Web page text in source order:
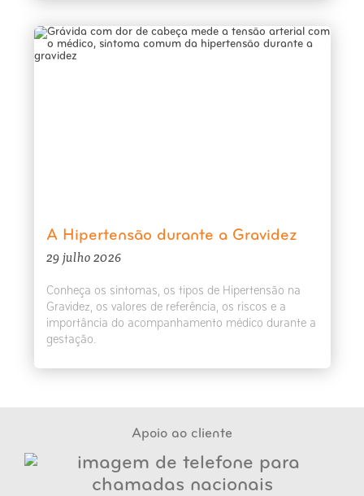
A Hipertensão durante a Gravidez
29 julho 2026
Conheça os sintomas, os tipos de Hipertensão na
Gravidez, os valores de referência, os riscos e a
importância do acompanhamento médico durante a
gestação.
Apoio ao cliente